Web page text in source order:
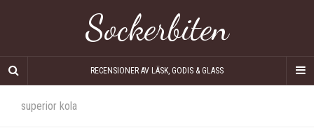
Sockerbiten
RECENSIONER AV LÄSK, GODIS & GLASS
superior kola